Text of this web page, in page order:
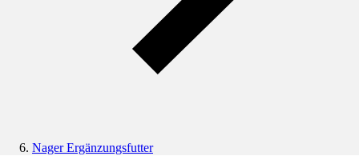
Nager Ergänzungsfutter